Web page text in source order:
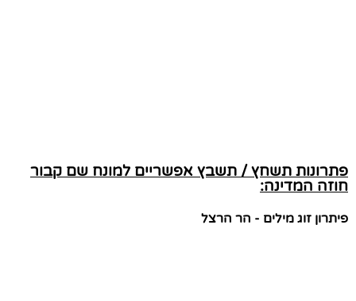
פתרונות תשחץ / תשבץ אפשריים למונח שם קבור
חוזה המדינה:
פיתרון זוג מילים - הר הרצל